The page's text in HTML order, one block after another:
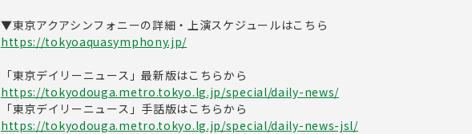
▼東京アクアシンフォニーの詳細・上演スケジュールはこちら
https://tokyoaquasymphony.jp/
「東京デイリーニュース」最新版はこちらから
https://tokyodouga.metro.tokyo.lg.jp/special/daily-news/
「東京デイリーニュース」手話版はこちらから
https://tokyodouga.metro.tokyo.lg.jp/special/daily-news-jsl/